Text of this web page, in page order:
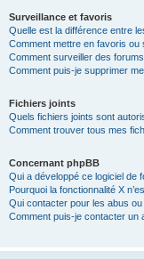
Surveillance et favoris
Quelle est la différence entre
Comment mettre en favoris ou
Comment surveiller des
Comment puis-je supprimer
Fichiers joints
Quels fichiers joints sont
Comment trouver tous mes
Concernant phpBB
Qui a développé ce logiciel de
Pourquoi la fonctionnalité X
Qui contacter pour les abus
Comment puis-je contacter un